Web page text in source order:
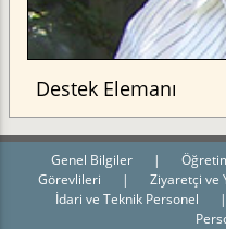
Destek Elemanı
Genel Bilgiler |
Görevlileri
| Ziyaretçi ve
İdari ve Teknik Personel
|